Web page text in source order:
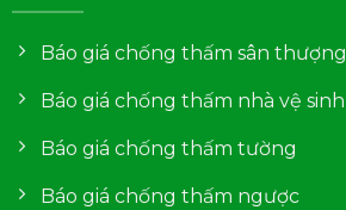
Báo giá chống thấm sân thượng
Báo giá chống thấm nhà vệ sinh
Báo giá chống thấm tường
Báo giá chống thấm ngược